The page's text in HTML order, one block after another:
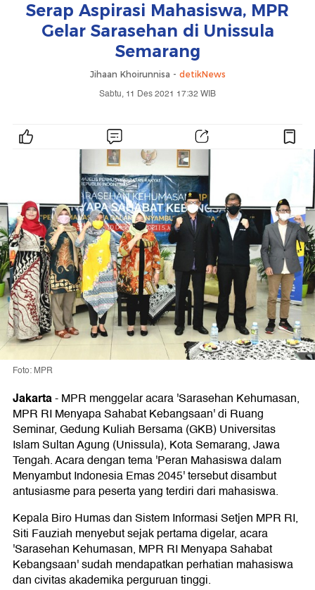
Serap Aspirasi Mahasiswa, MPR
Gelar Sarasehan di Unissula
Semarang
Jihaan Khoirunnisa - detikNews
Sabtu, 11 Des 2021 17:32 WIB
Foto: MPR
Jakarta-MPR menggelar acara 'Sarasehan Kehumasan,
MPR RI Menyapa Sahabat Kebangsaan' di Ruang
Seminar, Gedung Kuliah Bersama (GKB) Universitas
Islam Sultan Agung (Unissula), Kota Semarang, Jawa
Tengah. Acara dengan tema 'Peran Mahasiswa dalam
Menyambut Indonesia Emas 2045' tersebut disambut
antusiasme para peserta yang terdiri dari mahasiswa.
Kepala Biro Humas dan Sistem Informasi Setjen MPR RI,
Siti Fauziah menyebut sejak pertama digelar, acara
'Sarasehan Kehumasan, MPR RI Menyapa Sahabat
Kebangsaan' sudah mendapatkan perhatian mahasiswa
dan civitas akademika perguruan tinggi.